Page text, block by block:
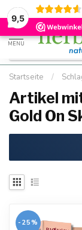
9,5
Kostenloser
Schnell geliefert
MENU
Startseite /
Artikel
Gold On
-25%